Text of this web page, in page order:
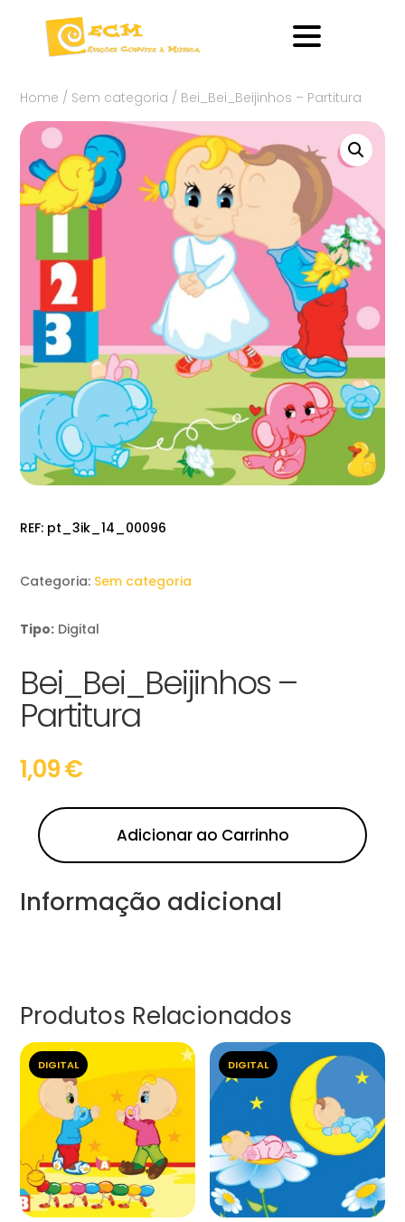
Home / Sem categoria / Bei_Bei_Beijinhos – Partitura
REF: pt_3ik_14_00096
Categoria: Sem categoria
Tipo: Digital
Bei_Bei_Beijinhos –
Partitura
1,09€
Adicionar ao Carrinho
Informação adicional
Produtos Relacionados
DIGITAL DIGITAL